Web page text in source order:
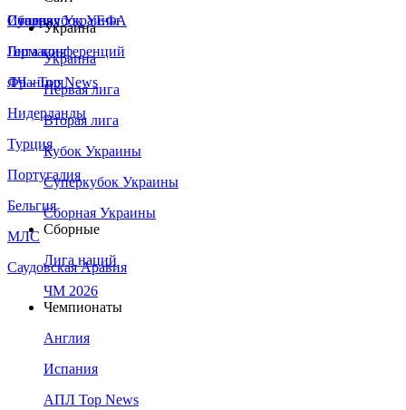
Сборная Украины
Италия
Германия
Франция
Нидерланды
Турция
Португалия
Бельгия
МЛС
Саудовская Аравия
Суперкубок УЕФА
Лига конференций
ЛЧ - Top News
Украина
Украина
Первая лига
Вторая лига
Кубок Украины
Суперкубок Украины
Сборная Украины
Сборные
Лига наций
ЧМ 2026
Чемпионаты
Англия
Испания
АПЛ Top News